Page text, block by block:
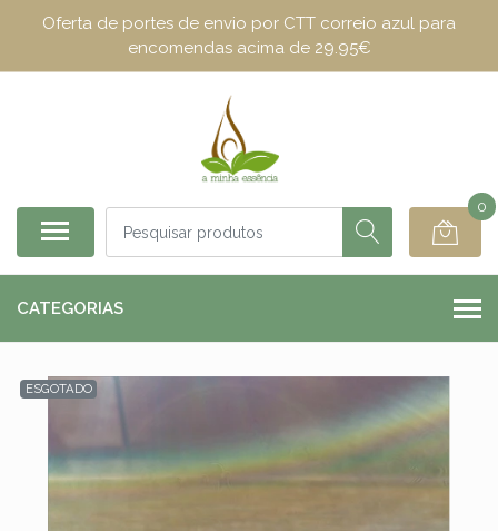
Oferta de portes de envio por CTT correio azul para
encomendas acima de 29.95€
0
CATEGORIAS
ESGOTADO